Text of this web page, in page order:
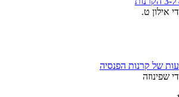
אילון ט.
של קרנות הפנסיה
שפינוזה